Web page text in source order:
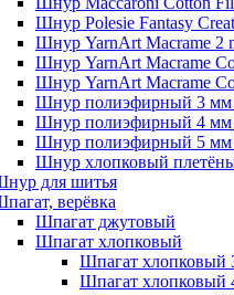
Шнур Polesie Fantasy
Шнур YarnArt Macrame 2
Шнур YarnArt Macrame
Шнур YarnArt Macrame
Шнур полиэфирный 3 мм
Шнур полиэфирный 4 мм
Шнур полиэфирный 5 мм
Шнур хлопковый
для шитья
верёвка
Шпагат джутовый
Шпагат хлопковый
Шпагат хлопковый
Шпагат хлопковый